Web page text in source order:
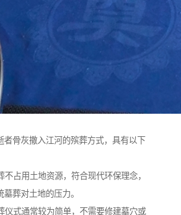
者骨灰撒入江河的殡葬方式，具有以下
不占用土地资源，符合现代环保理念，
墓葬对土地的压力。
仪式通常较为简单，不需要修建墓穴或